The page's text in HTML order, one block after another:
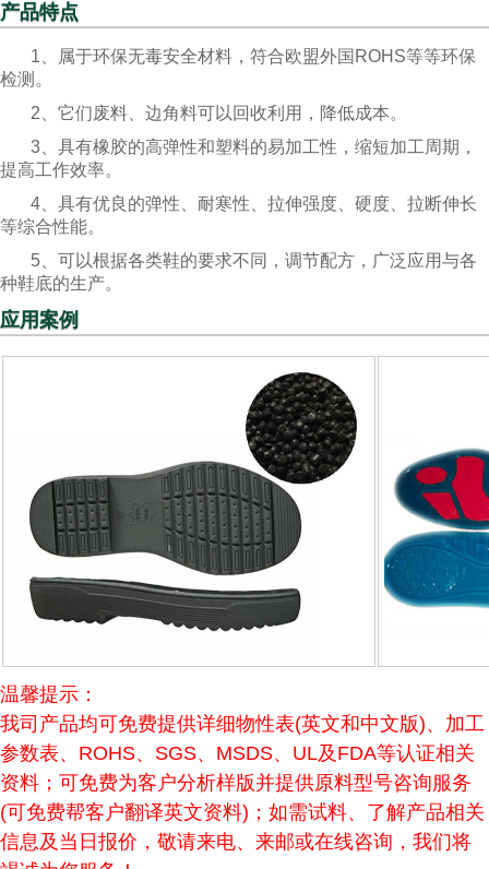
产品特点
1、属于环保无毒安全材料，符合欧盟外国ROHS等等环保
检测。
2、它们废料、边角料可以回收利用，降低成本。
3、具有橡胶的高弹性和塑料的易加工性，缩短加工周期，
提高工作效率。
4、具有优良的弹性、耐寒性、拉伸强度、硬度、拉断伸长
等综合性能。
5、可以根据各类鞋的要求不同，调节配方，广泛应用与各
种鞋底的生产。
应用案例
温馨提示：
我司产品均可免费提供详细物性表(英文和中文版)、加工
参数表、ROHS、SGS、MSDS、UL及FDA等认证相关
资料；可免费为客户分析样版并提供原料型号咨询服务
(可免费帮客户翻译英文资料)；如需试料、了解产品相关
信息及当日报价，敬请来电、来邮或在线咨询，我们将